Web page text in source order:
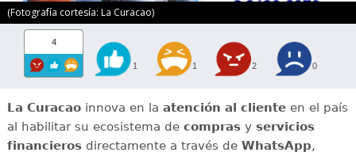
(Fotografía cortesía: La Curacao)
4
1 1 2 0
La Curacaoinnova en la atención al clienteen el país
al habilitar su ecosistema de comprasy servicios
financierosdirectamente a través deWhatsApp,